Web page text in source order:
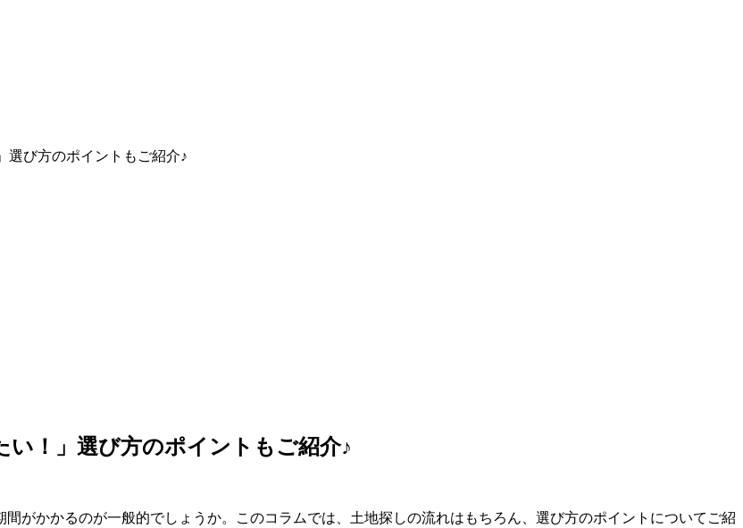
選び方のポイントもご紹介♪
い！」選び方のポイントもご紹介♪
がかかるのが一般的でしょうか。このコラムでは、土地探しの流れはもちろん、選び方のポイントについてご紹